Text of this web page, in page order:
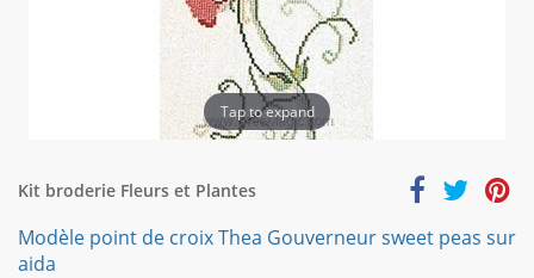
Tap to expand
Kit broderie Fleurs et Plantes
Modèle point de croix Thea Gouverneur sweet peas sur
aida